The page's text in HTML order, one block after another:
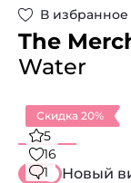
В избранное
The
Water
Скидка 20%
5
16
1
Новый